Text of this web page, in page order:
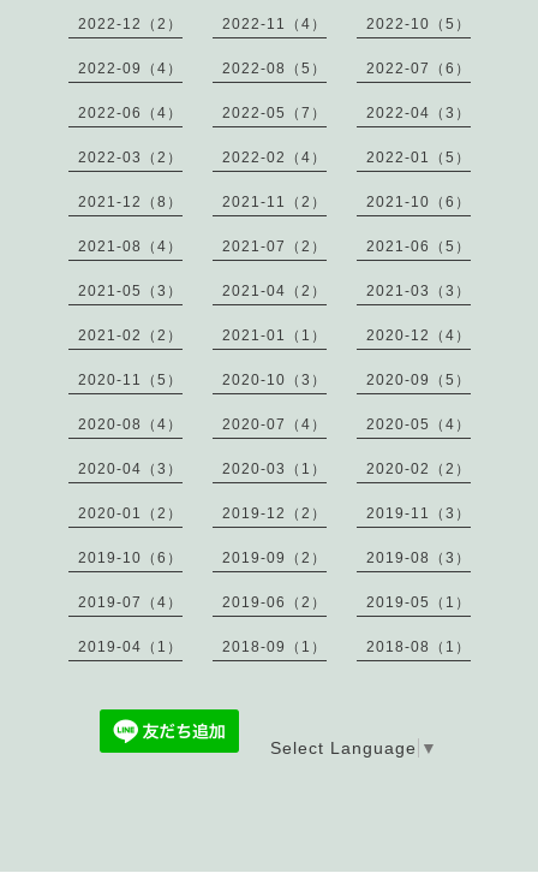
2022-12（2） 2022-11（4） 2022-10（5）
2022-09（4） 2022-08（5） 2022-07（6）
2022-06（4） 2022-05（7） 2022-04（3）
2022-03（2） 2022-02（4） 2022-01（5）
2021-12（8） 2021-11（2） 2021-10（6）
2021-08（4） 2021-07（2） 2021-06（5）
2021-05（3） 2021-04（2） 2021-03（3）
2021-02（2） 2021-01（1） 2020-12（4）
2020-11（5） 2020-10（3） 2020-09（5）
2020-08（4） 2020-07（4） 2020-05（4）
2020-04（3） 2020-03（1） 2020-02（2）
2020-01（2） 2019-12（2） 2019-11（3）
2019-10（6） 2019-09（2） 2019-08（3）
2019-07（4） 2019-06（2） 2019-05（1）
2019-04（1） 2018-09（1） 2018-08（1）
Select Language ▼